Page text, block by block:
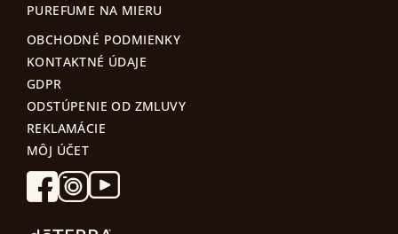
PUREFUME NA MIERU
OBCHODNÉ PODMIENKY
KONTAKTNÉ ÚDAJE
GDPR
ODSTÚPENIE OD ZMLUVY
REKLAMÁCIE
MÔJ ÚČET